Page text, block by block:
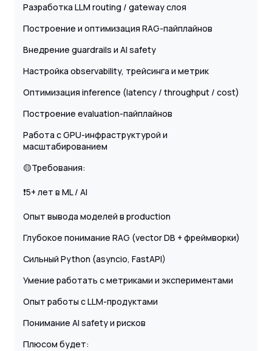
Разработка LLM routing / gateway слоя
Построение и оптимизация RAG-пайплайнов
Внедрение guardrails и AI safety
Настройка observability, трейсинга и метрик
Оптимизация inference (latency / throughput / cost)
Построение evaluation-пайплайнов
Работа с GPU-инфраструктурой и
масштабированием
🟡Требования:
❗️5+ лет в ML / AI
Опыт вывода моделей в production
Глубокое понимание RAG (vector DB + фреймворки)
Сильный Python (asyncio, FastAPI)
Умение работать с метриками и экспериментами
Опыт работы с LLM-продуктами
Понимание AI safety и рисков
Плюсом будет: